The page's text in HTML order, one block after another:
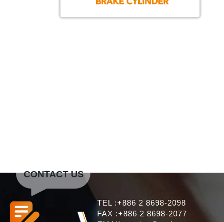
TEL :+886 2 8698-2098
FAX :+886 2 8698-2077
CONTACT US